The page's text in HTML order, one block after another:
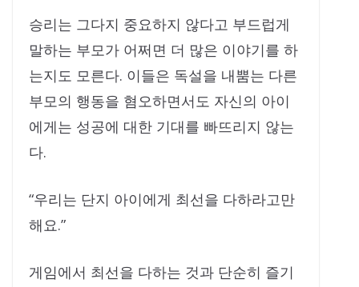
승리는 그다지 중요하지 않다고 부드럽게
말하는 부모가 어쩌면 더 많은 이야기를 하
는지도 모른다. 이들은 독설을 내뿜는 다른
부모의 행동을 혐오하면서도 자신의 아이
에게는 성공에 대한 기대를 빠뜨리지 않는
다.
“우리는 단지 아이에게 최선을 다하라고만
해요.”
게임에서 최선을 다하는 것과 단순히 즐기